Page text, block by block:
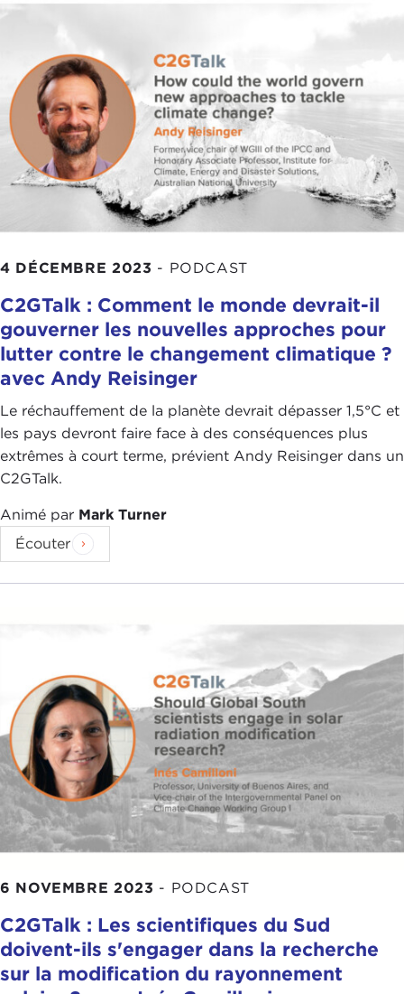
4 DÉCEMBRE 2023 - PODCAST
C2GTalk : Comment le monde devrait-il
gouverner les nouvelles approches pour
lutter contre le changement climatique ?
avec Andy Reisinger
Le réchauffement de la planète devrait dépasser 1,5°C et
les pays devront faire face à des conséquences plus
extrêmes à court terme, prévient Andy Reisinger dans un
C2GTalk.
Animé par Mark Turner
Écouter
6 NOVEMBRE 2023 - PODCAST
C2GTalk : Les scientifiques du Sud
doivent-ils s'engager dans la recherche
sur la modification du rayonnement